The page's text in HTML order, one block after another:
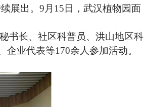
展出。 9月15日，武汉植物园面
书长、社区科普员、洪山地区科
企业代表等170余人参加活动。